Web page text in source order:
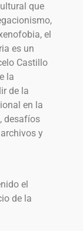
que
el
es un
Castillo
la
de la
en la
desafíos
y
el
de la